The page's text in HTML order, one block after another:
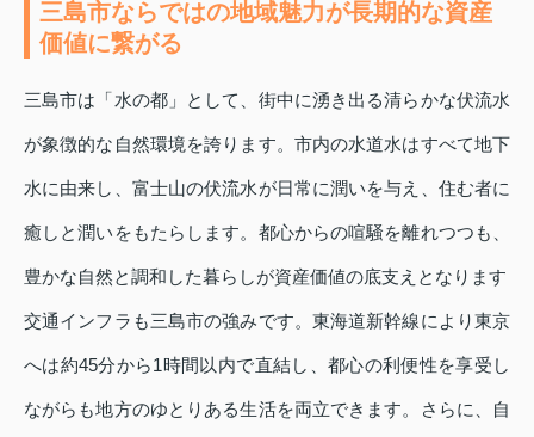
三島市ならではの地域魅力が長期的な資産
価値に繋がる
三島市は「水の都」として、街中に湧き出る清らかな伏流水
が象徴的な自然環境を誇ります。市内の水道水はすべて地下
水に由来し、富士山の伏流水が日常に潤いを与え、住む者に
癒しと潤いをもたらします。都心からの喧騒を離れつつも、
豊かな自然と調和した暮らしが資産価値の底支えとなります
交通インフラも三島市の強みです。東海道新幹線により東京
へは約45分から1時間以内で直結し、都心の利便性を享受し
ながらも地方のゆとりある生活を両立できます。さらに、自